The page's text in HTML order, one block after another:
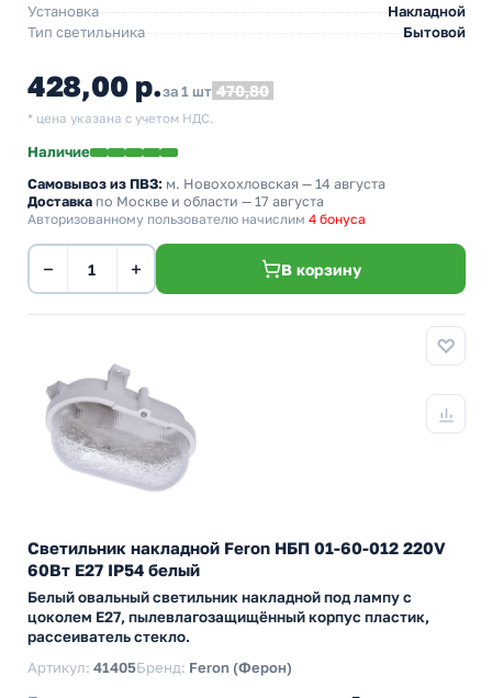
Установка
Накладной
Тип светильника
Бытовой
428,00 р.за 1 шт 470,80
* цена указана с учетом НДС.
Наличие
Самовывоз из ПВЗ: м. Новохохловская — 14 августа
Доставка по Москве и области — 17 августа
Авторизованному пользователю начислим 4 бонуса
− + В корзину
Светильник накладной Feron НБП 01-60-012 220V
60Вт Е27 IP54 белый
Белый овальный светильник накладной под лампу с
цоколем Е27, пылевлагозащищённый корпус пластик,
рассеиватель стекло.
Артикул: 41405Бренд: Feron (Ферон)